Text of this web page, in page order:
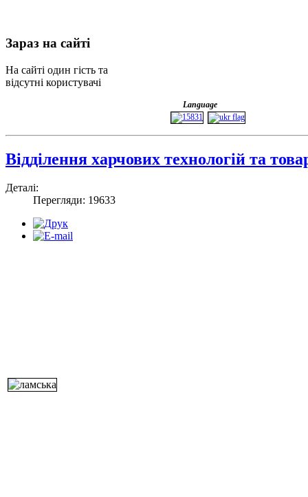
Зараз на сайті
На сайті один гість та
відсутні користувачі
Language
Відділення харчових технологій та
Деталі:
Перегляди: 19633